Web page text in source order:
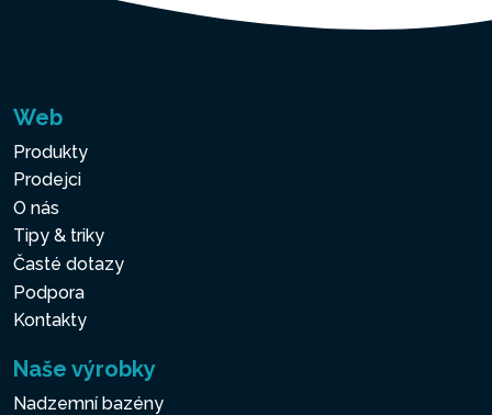
Web
Produkty
Prodejci
O nás
Tipy & triky
Časté dotazy
Podpora
Kontakty
Naše výrobky
Nadzemní bazény